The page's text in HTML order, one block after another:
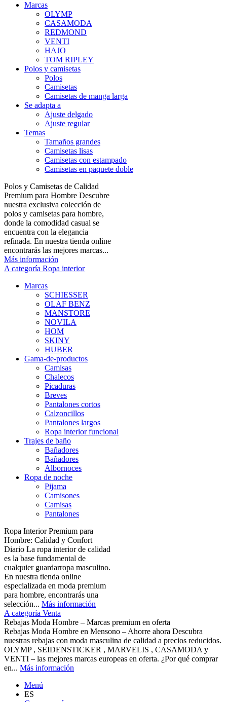
Marcas
OLYMP
CASAMODA
REDMOND
VENTI
HAJO
TOM RIPLEY
Polos y camisetas
Polos
Camisetas
Camisetas de manga larga
Se adapta a
Ajuste delgado
Ajuste regular
Temas
Tamaños grandes
Camisetas lisas
Camisetas con estampado
Camisetas en paquete doble
Polos y Camisetas de Calidad
Premium para Hombre Descubre
nuestra exclusiva colección de
polos y camisetas para hombre,
donde la comodidad casual se
encuentra con la elegancia
refinada. En nuestra tienda online
encontrarás las mejores marcas...
Más información
A categoría Ropa interior
Marcas
SCHIESSER
OLAF BENZ
MANSTORE
NOVILA
HOM
SKINY
HUBER
Gama-de-productos
Camisas
Chalecos
Picaduras
Breves
Pantalones cortos
Calzoncillos
Pantalones largos
Ropa interior funcional
Trajes de baño
Bañadores
Bañadores
Albornoces
Ropa de noche
Pijama
Camisones
Camisas
Pantalones
Ropa Interior Premium para
Hombre: Calidad y Confort
Diario La ropa interior de calidad
es la base fundamental de
cualquier guardarropa masculino.
En nuestra tienda online
especializada en moda premium
para hombre, encontrarás una
selección... Más información
A categoría Venta
Rebajas Moda Hombre – Marcas premium en oferta
Rebajas Moda Hombre en Mensono – Ahorre ahora Descubra
nuestras rebajas con moda masculina de calidad a precios reducidos.
OLYMP , SEIDENSTICKER , MARVELIS , CASAMODA y
VENTI – las mejores marcas europeas en oferta. ¿Por qué comprar
en... Más información
Menú
ES